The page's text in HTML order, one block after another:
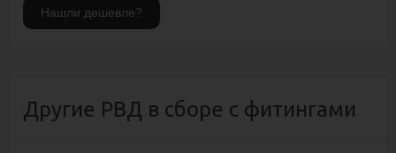
Другие РВД в сборе с фитингами